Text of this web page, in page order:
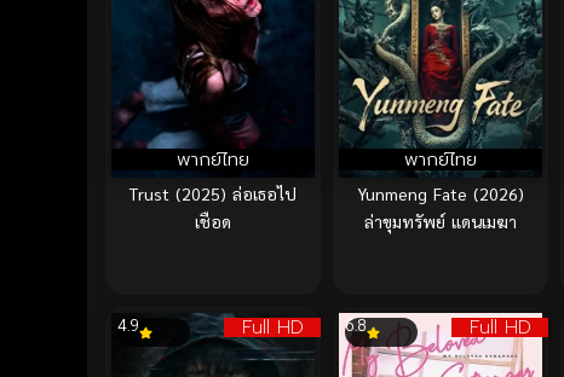
พากย์ไทย
Trust (2025) ล่อเธอไป
เชือด
พากย์ไทย
Yunmeng Fate (2026)
ล่าขุมทรัพย์ แดนเมฆา
Full HD
4.9 Full HD
6.8